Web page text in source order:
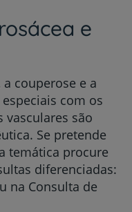
e
a couperose e a
com os
vasculares são
Se pretende
temática procure
diferenciadas:
na Consulta de